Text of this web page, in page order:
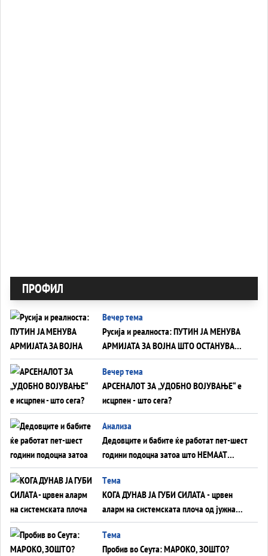
ПРОФИЛ
Вечер тема
Русија и реалноста: ПУТИН ЈА МЕНУВА
АРМИЈАТА ЗА ВОЈНА ШТО ОСТАНУВА
БЕЗ ФРОНТ
Вечер тема
АРСЕНАЛОТ ЗА „УДОБНО ВОЈУВАЊЕ“ е
исцрпен - што сега?
Анализа
Дедовците и бабите ќе работат пет-шест
години подоцна затоа што НЕМААТ
ВНУЦИ ДА ГИ ЗАМЕНАТ
Tема
КОГА ДУНАВ ЈА ГУБИ СИЛАТА - црвен
аларм на системската плоча од јужна
Германија до Црното Море...
Tема
Пробив во Сеута: МАРОКО, ЗОШТО?